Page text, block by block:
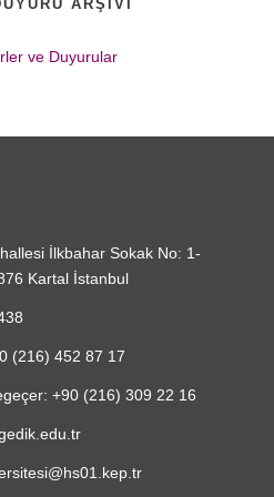
ARŞIVI
ve Duyurular
İlkbahar Sokak No: 1-
Kartal İstanbul
(216) 452 87 17
+90 (216) 309 22 16